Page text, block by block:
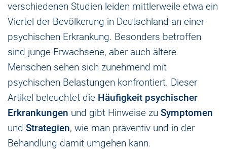
verschiedenen Studien leiden mittlerweile etwa ein
Viertel der Bevölkerung in Deutschland an einer
psychischen Erkrankung. Besonders betroffen
sind junge Erwachsene, aber auch ältere
Menschen sehen sich zunehmend mit
psychischen Belastungen konfrontiert. Dieser
Artikel beleuchtet die Häufigkeit psychischer
Erkrankungen und gibt Hinweise zu Symptomen
und Strategien, wie man präventiv und in der
Behandlung damit umgehen kann.